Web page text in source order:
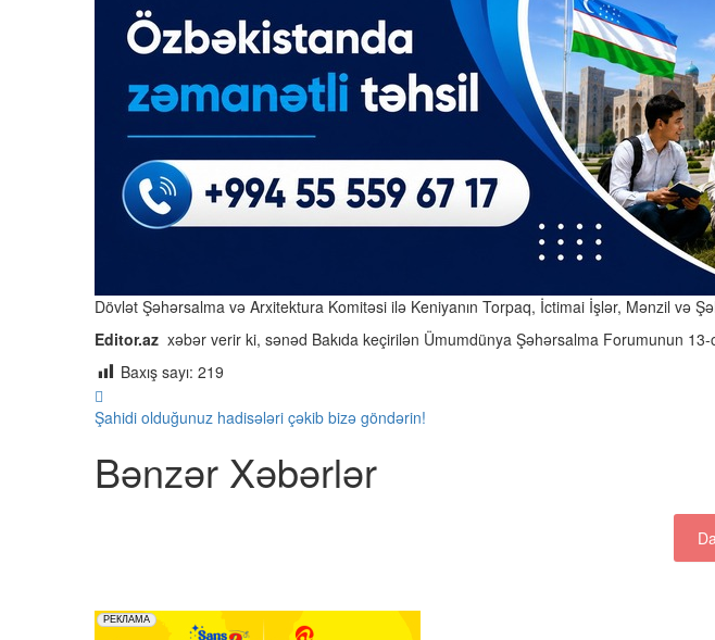
Dövlət Şəhərsalma və Arxitektura Komitəsi ilə Keniyanın Torpaq, İctimai İşlər, Mənzil və
Editor.az xəbər verir ki, sənəd Bakıda keçirilən Ümumdünya Şəhərsalma Forumunun 13-
Baxış sayı: 219
Şahidi olduğunuz hadisələri çəkib bizə göndərin!
Bənzər Xəbərlər